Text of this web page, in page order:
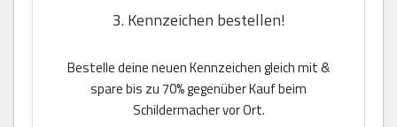
3. Kennzeichen bestellen!
Bestelle deine neuen Kennzeichen gleich mit &
spare bis zu 70% gegenüber Kauf beim
Schildermacher vor Ort.